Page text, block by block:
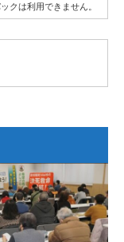
クは利用できません。